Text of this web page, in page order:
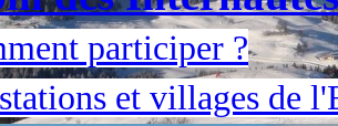
participer ?
et villages de